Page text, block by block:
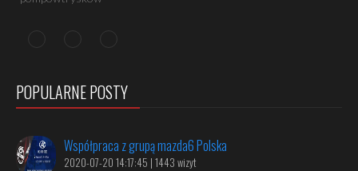
POPULARNE POSTY
Współpraca z grupą mazda6 Polska
2020-07-20 14:17:45 | 1443 wizyt